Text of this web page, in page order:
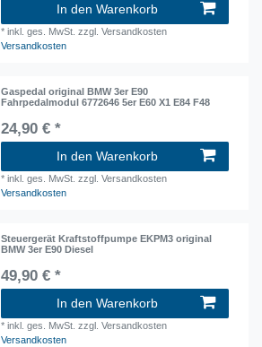
In den Warenkorb
*inkl. ges. MwSt. zzgl. Versandkosten
Versandkosten
Gaspedal original BMW 3er E90
Fahrpedalmodul 6772646 5er E60 X1 E84 F48
24,90 € *
In den Warenkorb
*inkl. ges. MwSt. zzgl. Versandkosten
Versandkosten
Steuergerät Kraftstoffpumpe EKPM3 original
BMW 3er E90 Diesel
49,90 € *
In den Warenkorb
*inkl. ges. MwSt. zzgl. Versandkosten
Versandkosten